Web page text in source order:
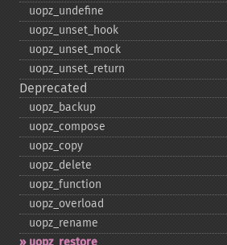
uopz_​undefine
uopz_​unset_​hook
uopz_​unset_​mock
uopz_​unset_​return
Deprecated
uopz_​backup
uopz_​compose
uopz_​copy
uopz_​delete
uopz_​function
uopz_​overload
uopz_​rename
uopz_​restore